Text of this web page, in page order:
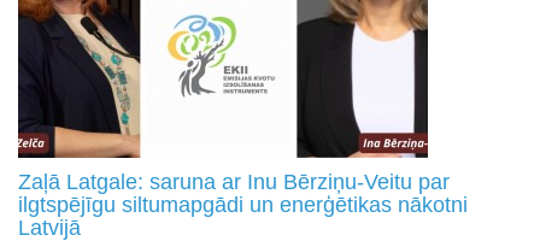
Zaļā Latgale: saruna ar Inu Bērziņu-Veitu par
ilgtspējīgu siltumapgādi un enerģētikas nākotni
Latvijā